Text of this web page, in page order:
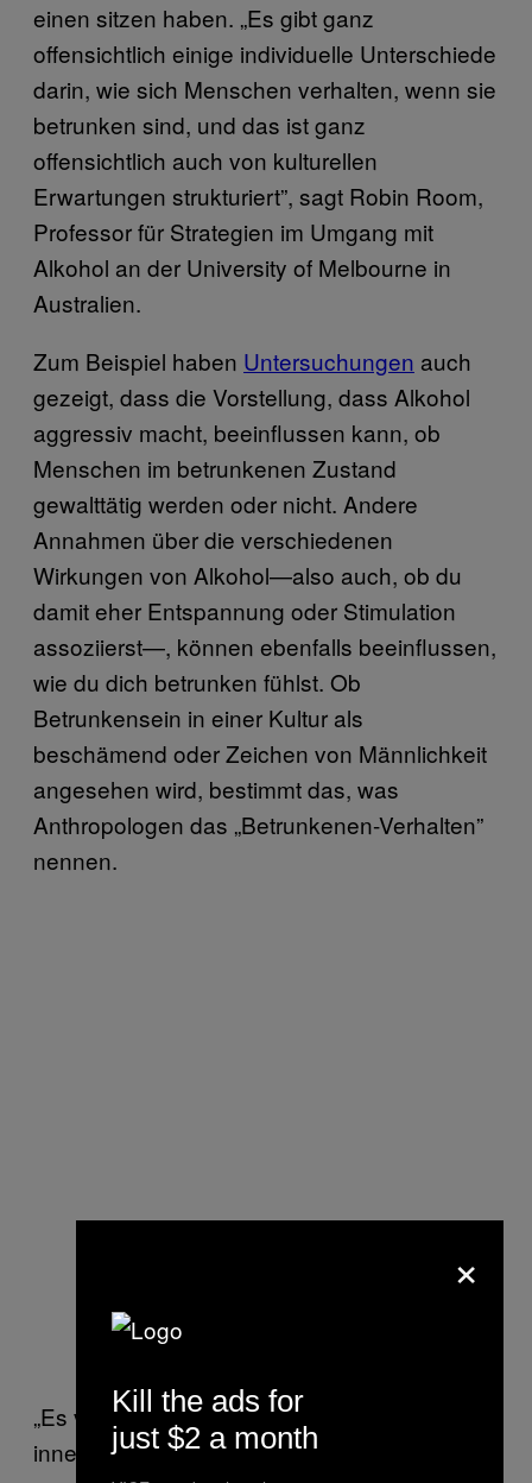
einen sitzen haben. „Es gibt ganz
offensichtlich einige individuelle Unterschiede
darin, wie sich Menschen verhalten, wenn sie
betrunken sind, und das ist ganz
offensichtlich auch von kulturellen
Erwartungen strukturiert”, sagt Robin Room,
Professor für Strategien im Umgang mit
Alkohol an der University of Melbourne in
Australien.
Zum Beispiel haben Untersuchungen auch
gezeigt, dass die Vorstellung, dass Alkohol
aggressiv macht, beeinflussen kann, ob
Menschen im betrunkenen Zustand
gewalttätig werden oder nicht. Andere
Annahmen über die verschiedenen
Wirkungen von Alkohol—also auch, ob du
damit eher Entspannung oder Stimulation
assoziierst—, können ebenfalls beeinflussen,
wie du dich betrunken fühlst. Ob
Betrunkensein in einer Kultur als
beschämend oder Zeichen von Männlichkeit
angesehen wird, bestimmt das, was
Anthropologen das „Betrunkenen-Verhalten”
nennen.
„Es variiert in großem Maße mit der Situation
innerhalb einer bestimmten Kultur und damit,
×
Kill the ads for
just $2 a month